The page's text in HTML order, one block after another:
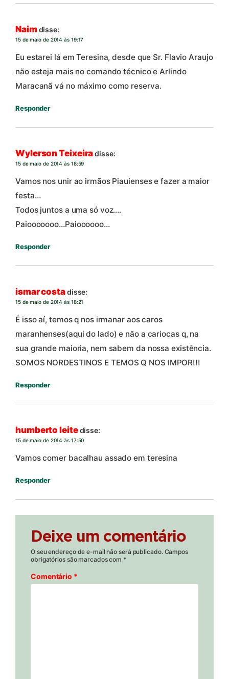
Naimdisse:
15 de maio de 2014 às 19:17
Eu estarei lá em Teresina, desde que Sr. Flavio Araujo
não esteja mais no comando técnico e Arlindo
Maracanã vá no máximo como reserva.
Responder
Wylerson Teixeiradisse:
15 de maio de 2014 às 18:59
Vamos nos unir ao irmãos Piauienses e fazer a maior
festa…
Todos juntos a uma só voz….
Paiooooooo…Paioooooo…
Responder
ismar costadisse:
15 de maio de 2014 às 18:21
É isso aí, temos q nos irmanar aos caros
maranhenses(aqui do lado) e não a cariocas q, na
sua grande maioria, nem sabem da nossa existência.
SOMOS NORDESTINOS E TEMOS Q NOS IMPOR!!!
Responder
humberto leitedisse:
15 de maio de 2014 às 17:50
Vamos comer bacalhau assado em teresina
Responder
Deixe um comentário
O seu endereço de e-mail não será publicado. Campos
obrigatórios são marcados com *
Comentário *